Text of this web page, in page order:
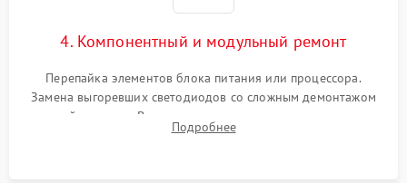
4. Компонентный и модульный ремонт
Перепайка элементов блока питания или процессора.
Замена выгоревших светодиодов со сложным демонтажом
хрупкой матрицы. Восстановление поврежденных дорожек,
прошивка микросхем памяти EEPROM
Подробнее